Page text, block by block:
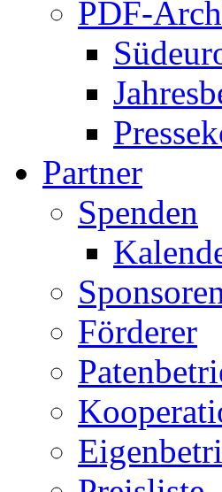
PDF-
Partner
Spenden
Förderer